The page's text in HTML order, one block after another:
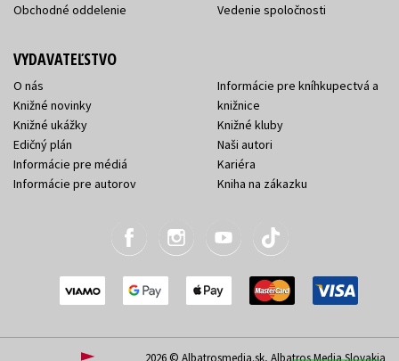
Obchodné oddelenie
Vedenie spoločnosti
VYDAVATEĽSTVO
O nás
Knižné novinky
Knižné ukážky
Edičný plán
Informácie pre médiá
Informácie pre autorov
Informácie pre kníhkupectvá a
knižnice
Knižné kluby
Naši autori
Kariéra
Kniha na zákazku
2026 © Albatrosmedia.sk, Albatros Media Slovakia